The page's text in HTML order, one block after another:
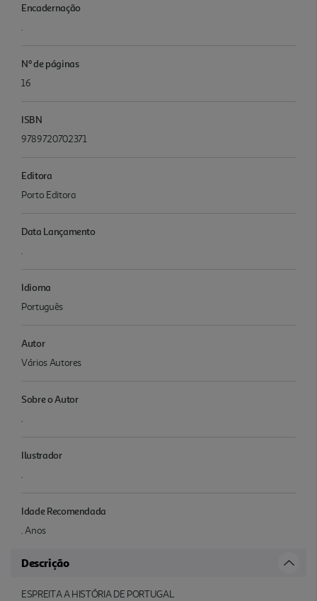
Encadernação
.
Nº de páginas
16
ISBN
9789720702371
Editora
Porto Editora
Data Lançamento
.
Idioma
Português
Autor
Vários Autores
Sobre o Autor
.
Ilustrador
.
Idade Recomendada
. Anos
Descrição
ESPREITA A HISTÓRIA DE PORTUGAL